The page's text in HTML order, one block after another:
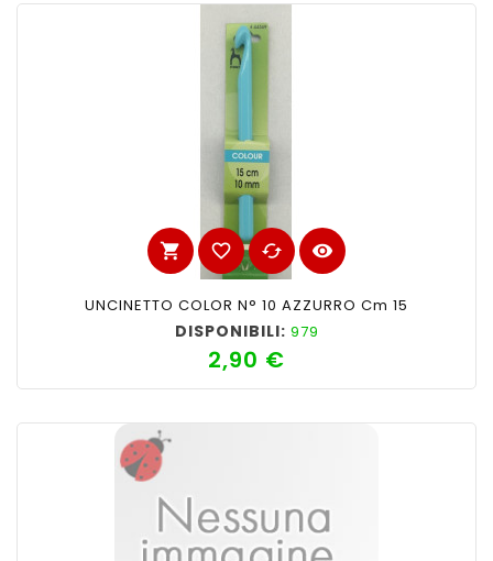
shopping_cart favorite_border cached visibility
UNCINETTO COLOR N° 10 AZZURRO Cm 15
DISPONIBILI: 979
2,90 €